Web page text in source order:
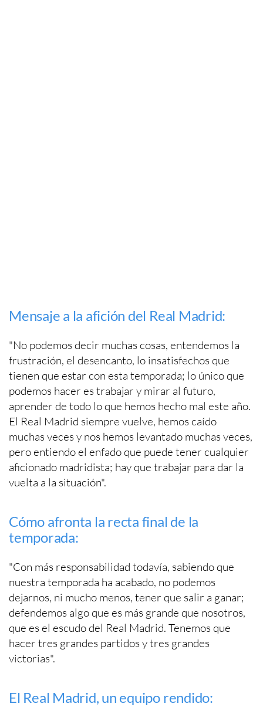
Mensaje a la afición del Real Madrid:
"No podemos decir muchas cosas, entendemos la
frustración, el desencanto, lo insatisfechos que
tienen que estar con esta temporada; lo único que
podemos hacer es trabajar y mirar al futuro,
aprender de todo lo que hemos hecho mal este año.
El Real Madrid siempre vuelve, hemos caído
muchas veces y nos hemos levantado muchas veces,
pero entiendo el enfado que puede tener cualquier
aficionado madridista; hay que trabajar para dar la
vuelta a la situación".
Cómo afronta la recta final de la
temporada:
"Con más responsabilidad todavía, sabiendo que
nuestra temporada ha acabado, no podemos
dejarnos, ni mucho menos, tener que salir a ganar;
defendemos algo que es más grande que nosotros,
que es el escudo del Real Madrid. Tenemos que
hacer tres grandes partidos y tres grandes
victorias".
El Real Madrid, un equipo rendido: